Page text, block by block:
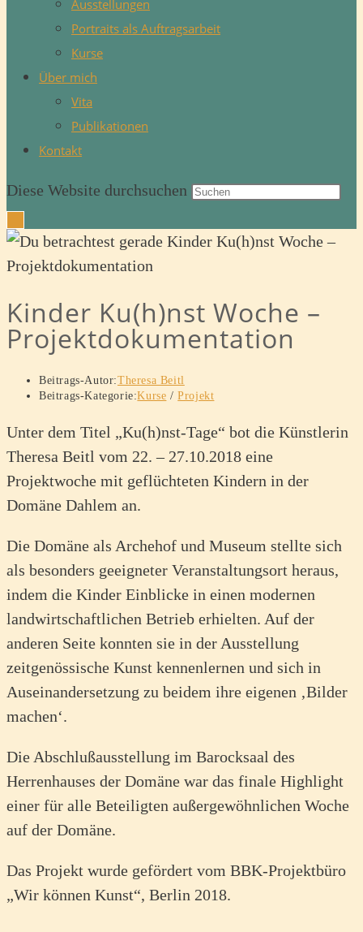
Ausstellungen
Portraits als Auftragsarbeit
Kurse
Über mich
Vita
Publikationen
Kontakt
Diese Website durchsuchen
Kinder Ku(h)nst Woche –
Projektdokumentation
Beitrags-Autor:Theresa Beitl
Beitrags-Kategorie:Kurse / Projekt
Unter dem Titel „Ku(h)nst-Tage“ bot die Künstlerin
Theresa Beitl vom 22. – 27.10.2018 eine
Projektwoche mit geflüchteten Kindern in der
Domäne Dahlem an.
Die Domäne als Archehof und Museum stellte sich
als besonders geeigneter Veranstaltungsort heraus,
indem die Kinder Einblicke in einen modernen
landwirtschaftlichen Betrieb erhielten. Auf der
anderen Seite konnten sie in der Ausstellung
zeitgenössische Kunst kennenlernen und sich in
Auseinandersetzung zu beidem ihre eigenen ‚Bilder
machen‘.
Die Abschlußausstellung im Barocksaal des
Herrenhauses der Domäne war das finale Highlight
einer für alle Beteiligten außergewöhnlichen Woche
auf der Domäne.
Das Projekt wurde gefördert vom BBK-Projektbüro
„Wir können Kunst“, Berlin 2018.